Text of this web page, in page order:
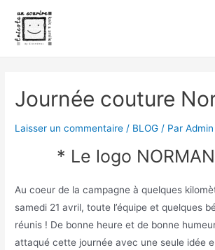
Journée couture
Laisser un commentaire / BLOG / ParAdmin
* Le logo
Au coeur de la campagne à quelques
samedi 21 avril, toute l’équipe et quelques
réunis ! De bonne heure et de bonne
attaqué cette journée avec une seule idée